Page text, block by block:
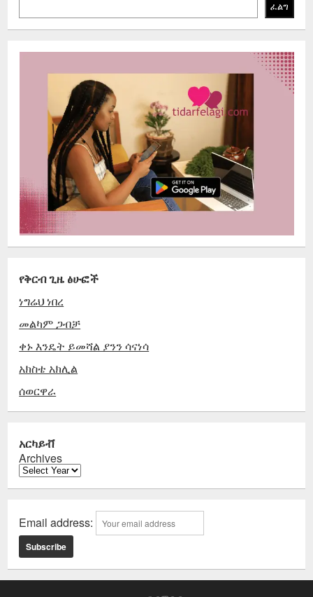
ፈልግ
የቅርብ ጊዜ ፅሁፎች
ነግሬህ ነበረ
መልካም ጋብቻ
ቀኑ እንዴት ይመሻል ያንን ሳናነሳ
አክስቴ አክሊል
ሰወርዋራ
አርካይቭ
Archives
Email address: